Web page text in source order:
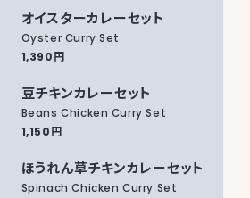
オイスターカレーセット
Oyster Curry Set
1,390円
豆チキンカレーセット
Beans Chicken Curry Set
1,150円
ほうれん草チキンカレーセット
Spinach Chicken Curry Set